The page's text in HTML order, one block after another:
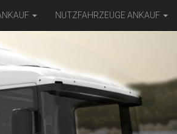
NUTZFAHRZEUGE ANKAUF